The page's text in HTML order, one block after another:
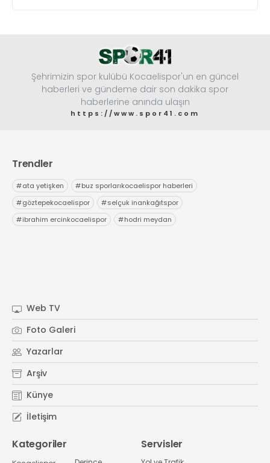
Şehrimizin spor kulübü Kocaelispor'un en güncel
haberleri ve gündeme dair son dakika spor
haberlerine anında ulaşın
https://www.spor41.com
Trendler
#ata yetişken #buz sporlarıkocaelispor haberleri
#göztepekocaelispor #selçuk inankağıtspor
#ibrahim ercinkocaelispor #hodri meydan
Web TV
Foto Galeri
Yazarlar
Arşiv
Künye
İletişim
Kategoriler Servisler